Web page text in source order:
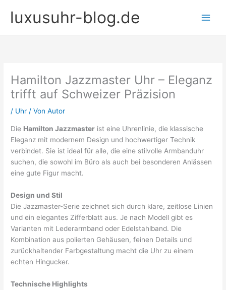
Inhaltluxusuhr-blog.de
Hamilton Jazzmaster Uhr – Eleganz
trifft auf Schweizer Präzision
/ Uhr / VonAutor
Die Hamilton Jazzmaster ist eine Uhrenlinie, die klassische
Eleganz mit modernem Design und hochwertiger Technik
verbindet. Sie ist ideal für alle, die eine stilvolle Armbanduhr
suchen, die sowohl im Büro als auch bei besonderen Anlässen
eine gute Figur macht.
Design und Stil
Die Jazzmaster-Serie zeichnet sich durch klare, zeitlose Linien
und ein elegantes Zifferblatt aus. Je nach Modell gibt es
Varianten mit Lederarmband oder Edelstahlband. Die
Kombination aus polierten Gehäusen, feinen Details und
zurückhaltender Farbgestaltung macht die Uhr zu einem
echten Hingucker.
Technische Highlights